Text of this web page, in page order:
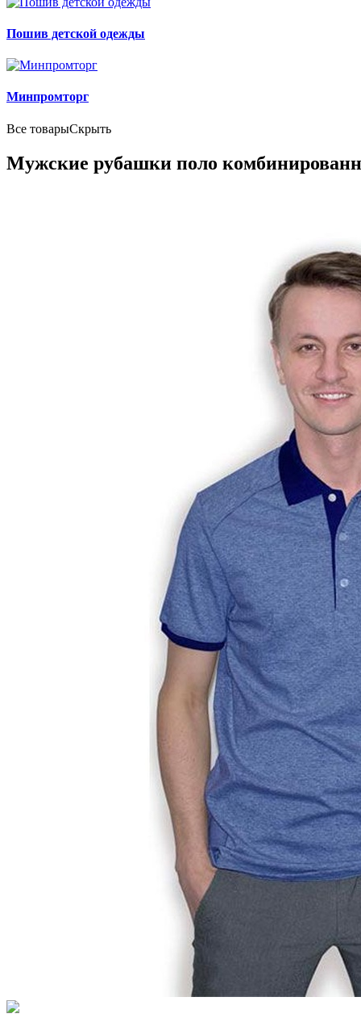
Пошив детской одежды
Минпромторг
Все товарыСкрыть
Мужские рубашки поло